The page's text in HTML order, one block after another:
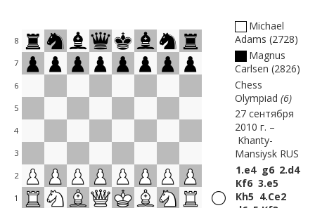
8
7
6
5
4
3
2
1
Michael
Adams 2728
Magnus
Carlsen 2826
Chess
Olympiad 6
27 сентября
2010 г.
Khanty-
Mansiysk RUS
1.e4 g6 2.d4
Кf6 3.e5
Кh5 4.Сe2